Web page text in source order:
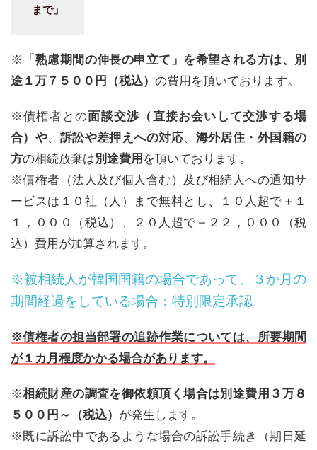
まで」
※
「熟慮期間の伸長の申立て」を希望される方は、別
途１万７５００円（税込） の費用を頂いております。
※債権者との面談交渉（直接お会いして交渉する場
合）や、 訴訟や差押えへの対応、 海外居住・外国籍の
方の相続放棄は別途費用 を頂いております。
※債権者（法人及び個人含む）及び相続人への通知サ
ービスは１０社（人）まで無料とし、１０人超で＋１
１，０００（税込）、２０人超で＋２２，０００（税
込）費用が加算されます。
※被相続人が韓国国籍の場合であって、３か月の
期間経過をしている場合：特別限定承認
※債権者の担当部署の追跡作業については、所要期間
が１カ月程度かかる場合があります。
※相続財産の調査を御依頼頂く場合は別途費用３万８
５００円～（税込） が発生します。
※既に訴訟中であるような場合の訴訟手続き（期日延